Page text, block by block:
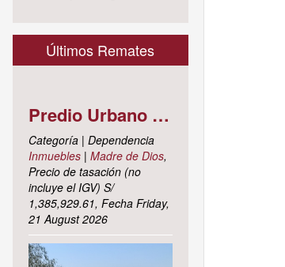
Últimos Remates
Predio Urbano Jirón LIBERTAD Mz. 5-H, Lote 23, TAMBOPATA - TAMBOPATA - MADRE DE DIOS ; cuyo dominio corre inscrito en la partida electrónica N° 07001561 del registro de propiedad inmueble de la ZONA REGISTRAL N° X, SEDE CUSCO, OFICINA REGISTRAL MADRE DE D
Categoría | Dependencia
Inmuebles| Madre de Dios,
Precio de tasación (no
incluye el IGV) S/
1,385,929.61, Fecha Friday,
21 August 2026